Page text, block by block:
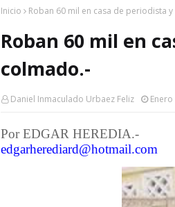
Inicio Roban 60 mil en casa de periodista
Roban 60 mil en
colmado.-
Daniel Inmaculado Urbaez Feliz
Por EDGAR HEREDIA.-
edgarherediard@hotmail.com